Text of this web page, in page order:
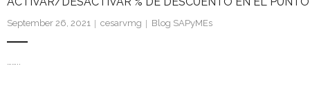
September 26, 2021 cesarvmg Blog SAPyMEs